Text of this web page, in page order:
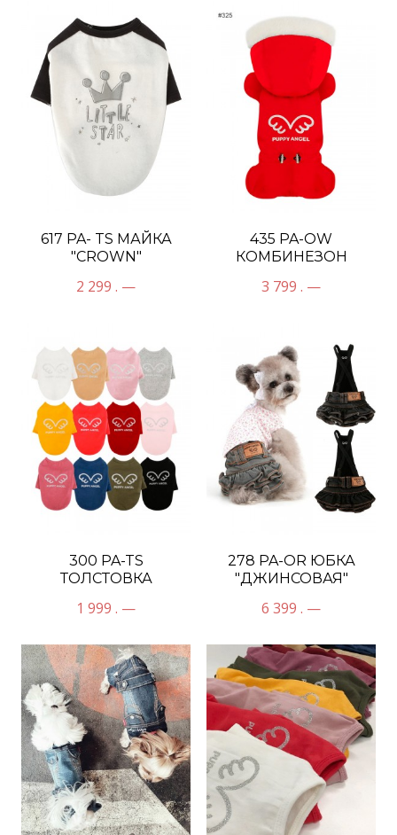
617 PA- TS МАЙКА
"CROWN"
2 299 . —
435 PA-OW
КОМБИНЕЗОН
ДЕВОЧКА
3 799 . —
300 PA-TS
ТОЛСТОВКА
1 999 . —
278 PA-OR ЮБКА
"ДЖИНСОВАЯ"
6 399 . —